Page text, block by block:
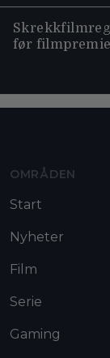
før
OMRÅDEN
Start
Nyheter
Film
Serie
Gaming